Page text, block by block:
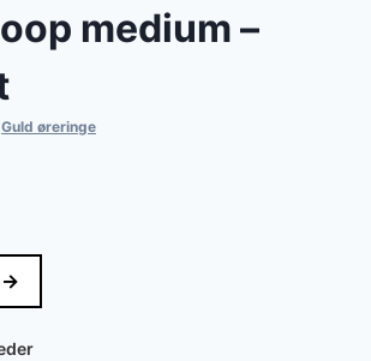
medium –
Guld øreringe
→